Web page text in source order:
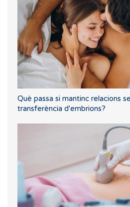
Què passa si mantinc relacions
transferència d'embrions?